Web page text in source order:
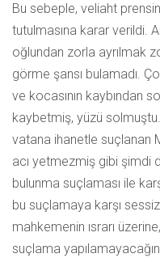
Bu sebeple, veliaht
tutulmasına karar verildi.
oğlundan zorla ayrılmak
görme şansı bulamadı.
ve kocasının kaybından
kaybetmiş, yüzü
vatana ihanetle suçlanan
acı yetmezmiş gibi şimdi
bulunma suçlaması ile
bu suçlamaya karşı
mahkemenin ısrarı
suçlama